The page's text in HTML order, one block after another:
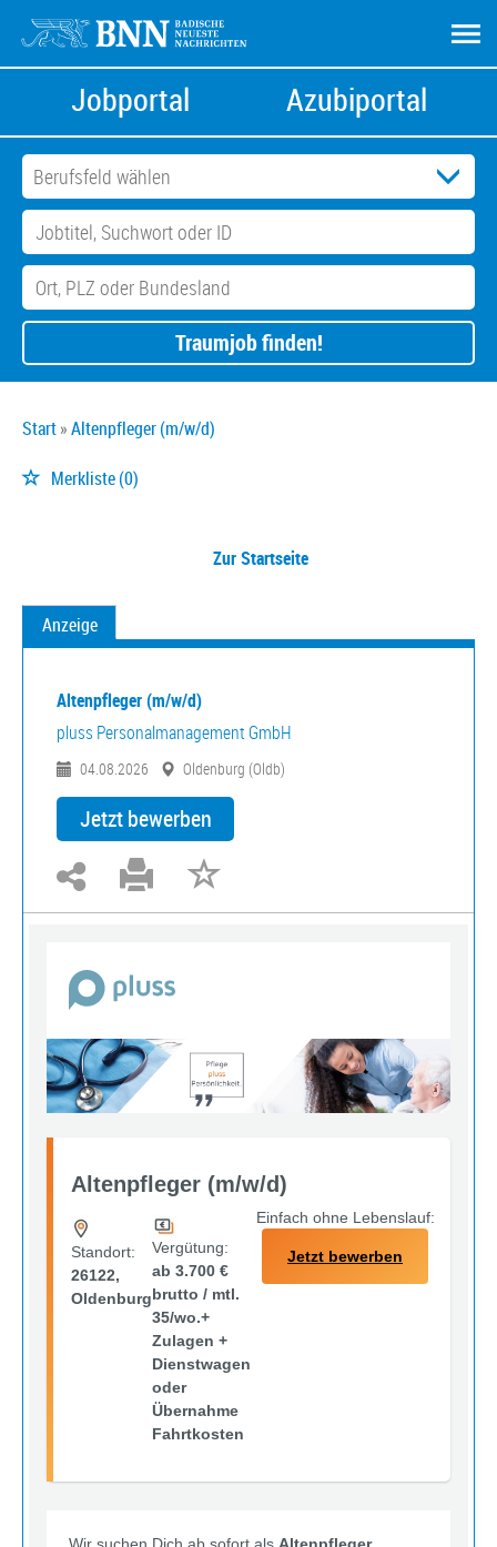
Jobportal Azubiportal
Traumjob finden!
Start Altenpfleger (m/w/d)
Merkliste(0)
Zur Startseite
Anzeige
Altenpfleger (m/w/d)
pluss Personalmanagement GmbH
04.08.2026 Oldenburg (Oldb)
Jetzt bewerben